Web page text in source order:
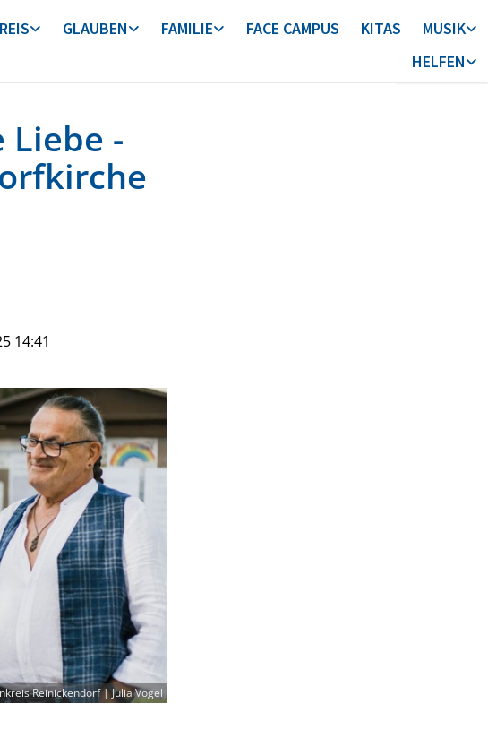
GLAUBEN FAMILIE FACE CAMPUS KITAS
MUSIK
HELFEN
-
14:41
Reinickendorf | Julia Vogel